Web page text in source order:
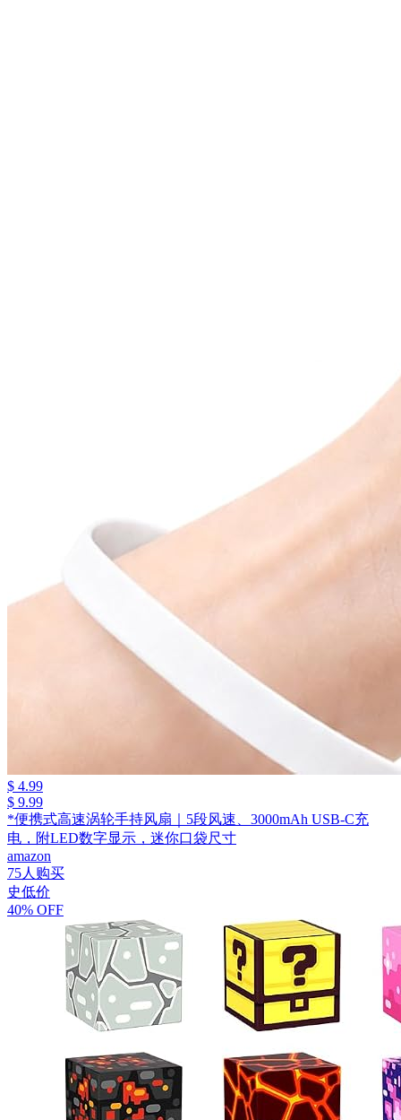
$ 4.99
$ 9.99
*便携式高速涡轮手持风扇｜5段风速、3000mAh USB-C充
电，附LED数字显示，迷你口袋尺寸
amazon
75人购买
史低价
40% OFF